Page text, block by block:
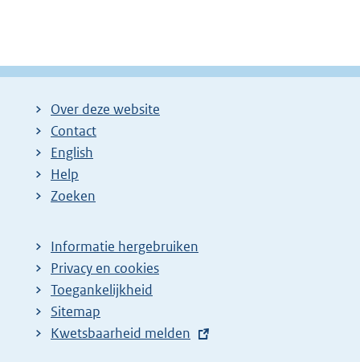
Over deze website
Contact
English
Help
Zoeken
Informatie hergebruiken
Privacy en cookies
Toegankelijkheid
Sitemap
E
Kwetsbaarheid melden